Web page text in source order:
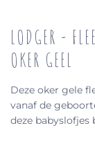
LODGER -
OKER GEEL
Deze oker gele
vanaf de
deze babyslofjes